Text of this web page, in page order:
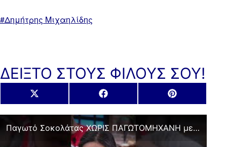
ΜεΔημήτρης Μιχαηλίδης
ΔΕΙΞΤΟ ΣΤΟΥΣ ΦΙΛΟΥΣ ΣΟΥ!
Share
on
X
(Twitter)
Share
on
Facebook
Share
on
Pinterest
Παγωτό Σοκολάτας ΧΩΡΙΣ ΠΑΓΩΤΟΜΗΧΑΝΗ με 3 ΥΛΙΚΑ